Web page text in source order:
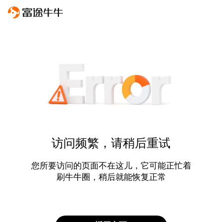
访问频繁，请稍后重试
您所要访问的页面不在这儿，它可能正忙着
刷牛牛圈，稍后就能恢复正常